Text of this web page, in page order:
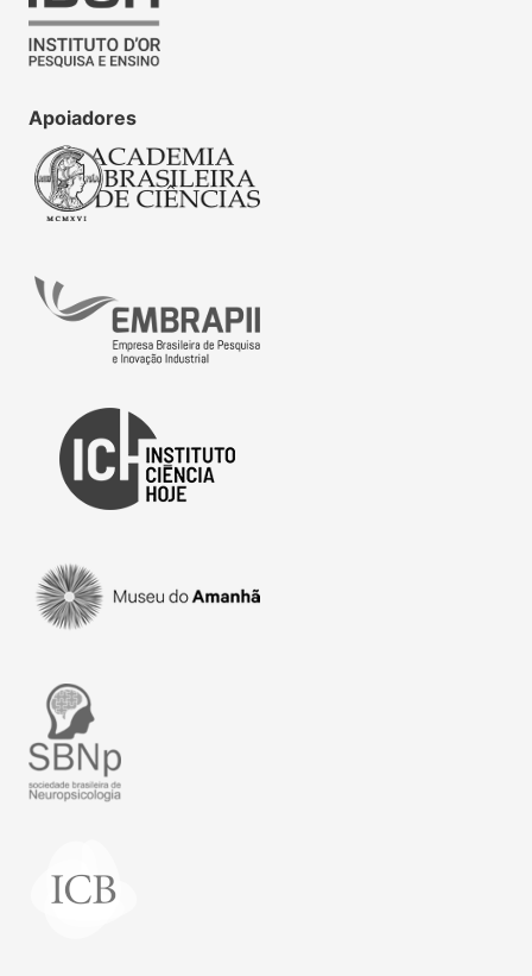
Apoiadores